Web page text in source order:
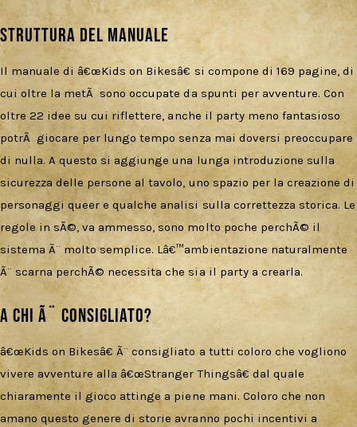
Struttura del manuale
Il manuale di â€œKids on Bikesâ€ si compone di 169 pagine, di
cui oltre la metÃ sono occupate da spunti per avventure. Con
oltre 22 idee su cui riflettere, anche il party meno fantasioso
potrÃ giocare per lungo tempo senza mai doversi preoccupare
di nulla. A questo si aggiunge una lunga introduzione sulla
sicurezza delle persone al tavolo, uno spazio per la creazione di
personaggi queer e qualche analisi sulla correttezza storica. Le
regole in sÃ©, va ammesso, sono molto poche perchÃ© il
sistema Ã¨ molto semplice. Lâ€™ambientazione naturalmente
Ã¨ scarna perchÃ© necessita che sia il party a crearla.
A chi Ã¨ consigliato?
â€œKids on Bikesâ€ Ã¨ consigliato a tutti coloro che vogliono
vivere avventure alla â€œStranger Thingsâ€ dal quale
chiaramente il gioco attinge a piene mani. Coloro che non
amano questo genere di storie avranno pochi incentivi a